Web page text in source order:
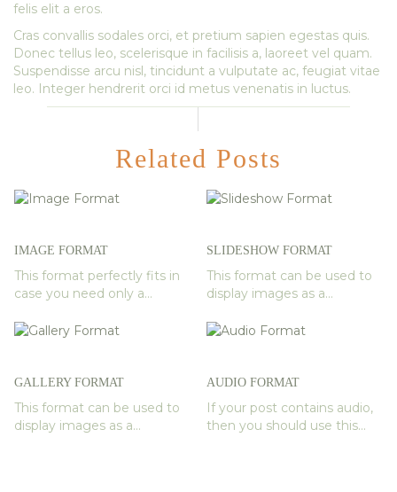
felis elit a eros.
Cras convallis sodales orci, et pretium sapien egestas quis.
Donec tellus leo, scelerisque in facilisis a, laoreet vel quam.
Suspendisse arcu nisl, tincidunt a vulputate ac, feugiat vitae
leo. Integer hendrerit orci id metus venenatis in luctus.
Related Posts
IMAGE FORMAT
This format perfectly fits in
case you need only a...
SLIDESHOW FORMAT
This format can be used to
display images as a...
GALLERY FORMAT
This format can be used to
display images as a...
AUDIO FORMAT
If your post contains audio,
then you should use this...